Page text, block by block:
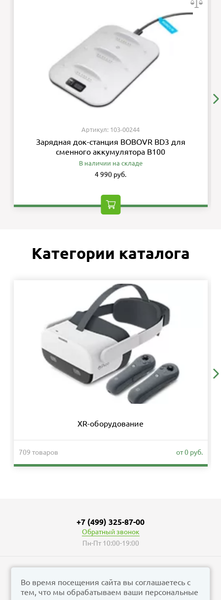
Артикул: 103-00244
Зарядная док-станция BOBOVR BD3 для
сменного аккумулятора B100
В наличии на складе
4 990 руб.
Категории каталога
XR-оборудование
709 товаров от 0 руб.
+7 (499) 325-87-00
Обратный звонок
Пн-Пт 10:00-19:00
Во время посещения сайта вы соглашаетесь с
тем, что мы обрабатываем ваши персональные